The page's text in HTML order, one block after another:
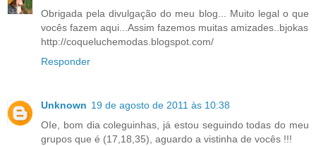
Obrigada pela divulgação do meu blog... Muito legal o que
vocês fazem aqui...Assim fazemos muitas amizades..bjokas
http://coqueluchemodas.blogspot.com/
Responder
Unknown 19 de agosto de 2011 às 10:38
OIe, bom dia coleguinhas, já estou seguindo todas do meu
grupos que é (17,18,35), aguardo a vistinha de vocês !!!